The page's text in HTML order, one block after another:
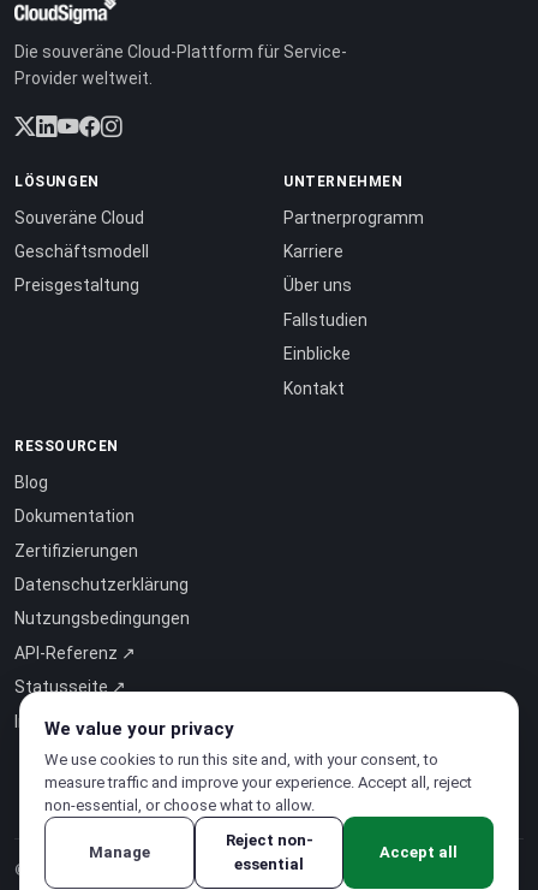
Die souveräne Cloud-Plattform für Service-
Provider weltweit.
LÖSUNGEN
Souveräne Cloud
Geschäftsmodell
Preisgestaltung
UNTERNEHMEN
Partnerprogramm
Karriere
Über uns
Fallstudien
Einblicke
Kontakt
RESSOURCEN
Blog
Dokumentation
Zertifizierungen
Datenschutzerklärung
Nutzungsbedingungen
API-Referenz ↗
Statusseite ↗
Intelligence-as-a-Service ↗
© 2026 CloudSigma Holding AG.Alle Rechte vorbehalten
We value your privacy
We use cookies to run this site and, with your consent, to
measure traffic and improve your experience. Accept all, reject
non-essential, or choose what to allow.
Manage
Reject non-
essential
Accept all